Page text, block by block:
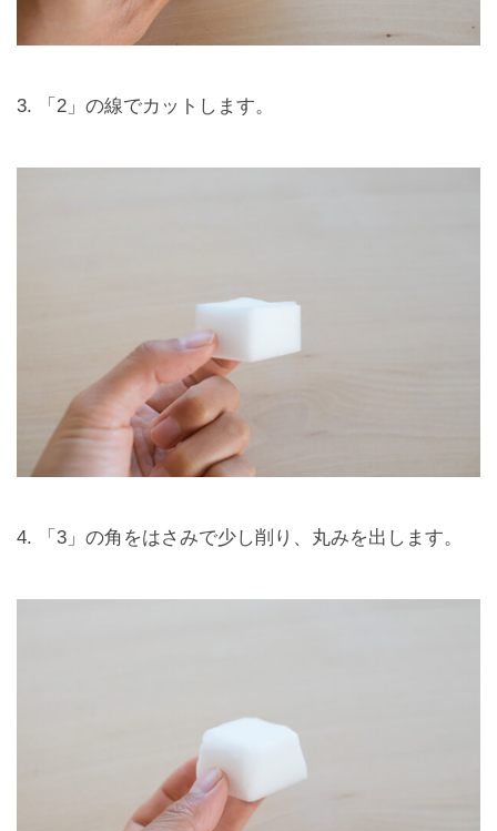
3. 「2」の線でカットします。
4. 「3」の角をはさみで少し削り、丸みを出します。